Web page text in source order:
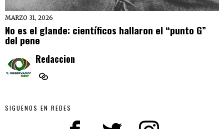
MARZO 31, 2026
No es el glande: científicos hallaron el “punto G”
del pene
Redaccion
SIGUENOS EN REDES